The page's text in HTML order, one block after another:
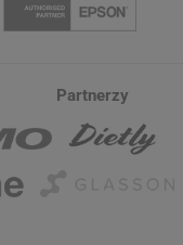
Partnerzy